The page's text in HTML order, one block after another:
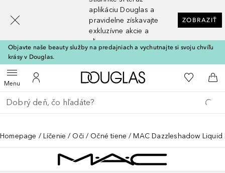
aplikáciu Douglas a
pravidelne získavajte
exkluzívne akcie a
zľavy
ZOBRAZIŤ
Objavte naše beauty služby na predajniach a vychutnajte si svoju chvíľu
krásy v Douglas.
MenuOtvoriť menuDo môjho účtu
Domov Do môjho
Do
Choď späť
Vykonajte vyhľadávanie
Homepage Líčenie Oči Očné tiene MAC Dazzleshadow Liquid
[navigation.slideout.screenreader]